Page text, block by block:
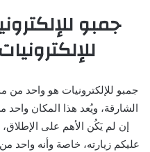
جمبو
جمبو للإلكترونيات هو واحد من
الشارقة، ويُعد هذا المكان
إن لم يَكُن الأهم على
عليكم زيارته، خاصة وأنه واحد